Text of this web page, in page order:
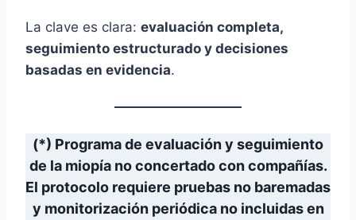
La clave es clara: evaluación completa,
seguimiento estructurado y decisiones
basadas en evidencia.
(*) Programa de evaluación y seguimiento
de la miopía no concertado con compañías.
El protocolo requiere pruebas no baremadas
y monitorización periódica no incluidas en